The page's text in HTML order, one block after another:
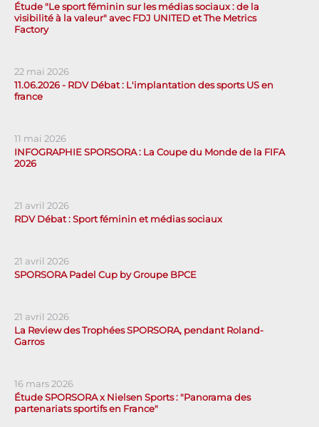
Étude "Le sport féminin sur les médias sociaux : de la
visibilité à la valeur" avec FDJ UNITED et The Metrics
Factory
22 mai 2026
11.06.2026 - RDV Débat : L'implantation des sports US en
france
11 mai 2026
INFOGRAPHIE SPORSORA : La Coupe du Monde de la FIFA
2026
21 avril 2026
RDV Débat : Sport féminin et médias sociaux
21 avril 2026
SPORSORA Padel Cup by Groupe BPCE
21 avril 2026
La Review des Trophées SPORSORA, pendant Roland-
Garros
16 mars 2026
Étude SPORSORA x Nielsen Sports : "Panorama des
partenariats sportifs en France"